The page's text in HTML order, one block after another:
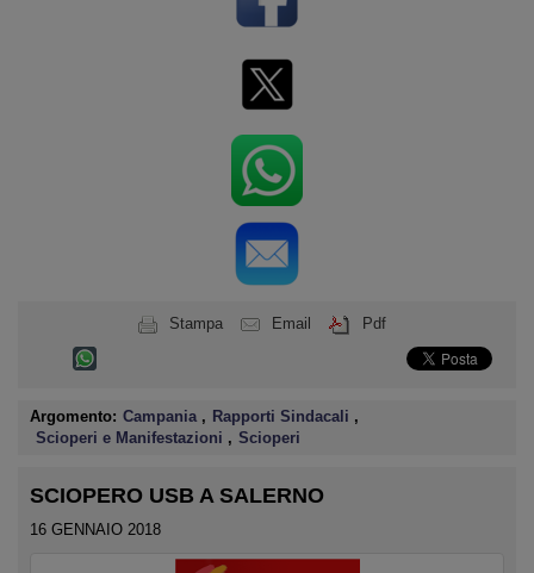
Stampa Email Pdf
Argomento: Campania , Rapporti Sindacali ,
Scioperi e Manifestazioni , Scioperi
SCIOPERO USB A SALERNO
16 GENNAIO 2018